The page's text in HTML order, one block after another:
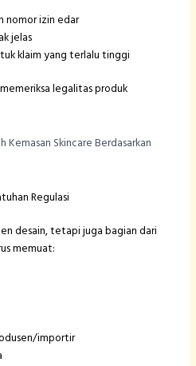
nomor izin edar
jelas
klaim yang terlalu tinggi
legalitas produk
Kemasan Skincare Berdasarkan
Regulasi
desain, tetapi juga bagian dari
memuat:
importir